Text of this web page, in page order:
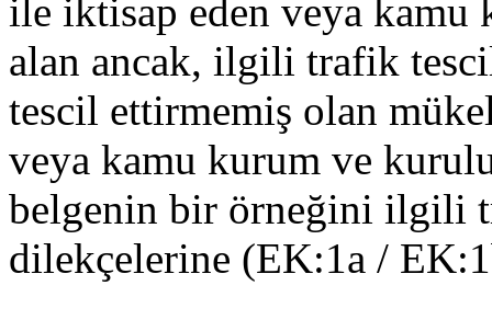
ile iktisap eden veya kamu
alan ancak, ilgili trafik
tescil ettirmemiş olan
veya kamu kurum ve
belgenin bir örneğini ilgili
dilekçelerine (EK:1a /